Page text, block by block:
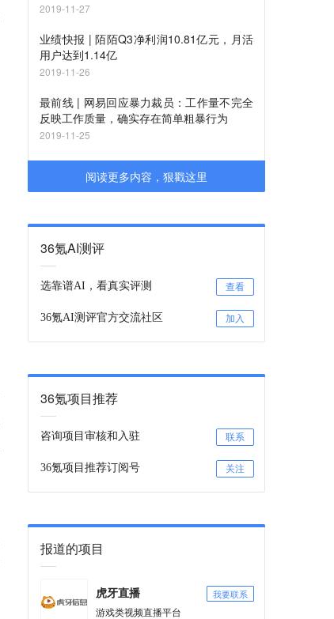
2019-11-27
业绩快报 | 陌陌Q3净利润10.81亿元，月活
用户达到1.14亿
2019-11-26
最前线 | 网易回应暴力裁员：工作量不完全
反映工作质量，确实存在简单粗暴行为
2019-11-25
阅读更多内容，狠戳这里
36氪AI测评
选靠谱AI，看真实评测 查看
36氪AI测评官方交流社区 加入
36氪项目推荐
咨询项目审核和入驻 联系
36氪项目推荐订阅号 关注
报道的项目
虎牙直播 我要联系
游戏类视频直播平台